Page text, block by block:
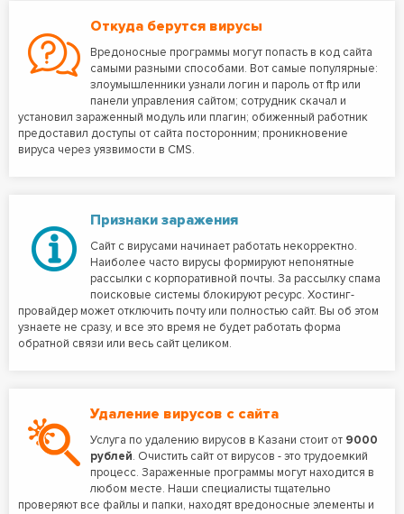
Откуда берутся вирусы
Вредоносные программы могут попасть в код сайта
самыми разными способами. Вот самые популярные:
злоумышленники узнали логин и пароль от ftp или
панели управления сайтом; сотрудник скачал и
установил зараженный модуль или плагин; обиженный работник
предоставил доступы от сайта посторонним; проникновение
вируса через уязвимости в CMS.
Признаки заражения
Сайт с вирусами начинает работать некорректно.
Наиболее часто вирусы формируют непонятные
рассылки с корпоративной почты. За рассылку спама
поисковые системы блокируют ресурс. Хостинг-
провайдер может отключить почту или полностью сайт. Вы об этом
узнаете не сразу, и все это время не будет работать форма
обратной связи или весь сайт целиком.
Удаление вирусов с сайта
Услуга по удалению вирусов в Казани стоит от 9000
рублей. Очистить сайт от вирусов - это трудоемкий
процесс. Зараженные программы могут находится в
любом месте. Наши специалисты тщательно
проверяют все файлы и папки, находят вредоносные элементы и